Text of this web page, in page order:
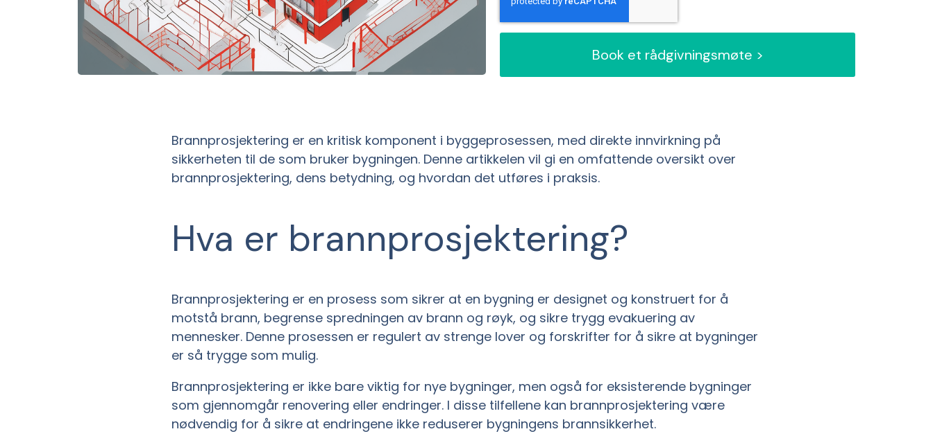
Book et rådgivningsmøte >
Brannprosjektering er en kritisk komponent i byggeprosessen, med direkte innvirkning på
sikkerheten til de som bruker bygningen. Denne artikkelen vil gi en omfattende oversikt over
brannprosjektering, dens betydning, og hvordan det utføres i praksis.
Hva er brannprosjektering?
Brannprosjektering er en prosess som sikrer at en bygning er designet og konstruert for å
motstå brann, begrense spredningen av brann og røyk, og sikre trygg evakuering av
mennesker. Denne prosessen er regulert av strenge lover og forskrifter for å sikre at bygninger
er så trygge som mulig.
Brannprosjektering er ikke bare viktig for nye bygninger, men også for eksisterende bygninger
som gjennomgår renovering eller endringer. I disse tilfellene kan brannprosjektering være
nødvendig for å sikre at endringene ikke reduserer bygningens brannsikkerhet.